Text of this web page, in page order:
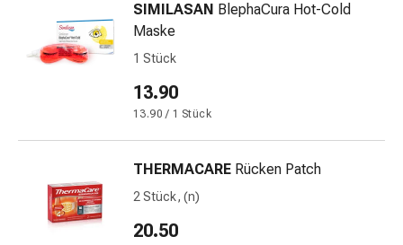
kleber
Ziehsalbe
Tupfer
Ohrenbeschwerden
Ohrenpflege
Augentropfen
Augenverbände
SIMILASAN BlephaCura Hot-Cold
Maske
1 Stück
13.90
13.90 / 1 Stück
THERMACARE Rücken Patch
2 Stück, (n)
20.50